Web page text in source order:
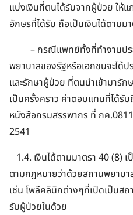
แบ่งเงินที่ตนได้รับจากผู้ป่วย ให้
อักษรที่ได้รับ ถือเป็นเงินได้ตามม
– กรณีแพทย์ทั้งที่ทำงานประจ
พยาบาลของรัฐหรือเอกชนจะได้
และรักษาผู้ป่วย ที่ตนนำเข้ามารั
เป็นครั้งคราว ค่าตอบแทนที่ได้รับ
หนังสือกรมสรรพากร ที่ กค
2541
1.4. เงินได้ตามมาตรา 40 (8)
ตามกฎหมายว่าด้วยสถานพยาบ
เช่น โพลีคลินิกต่างๆที่เปิดเป็นส
รับผู้ป่วยในด้วย